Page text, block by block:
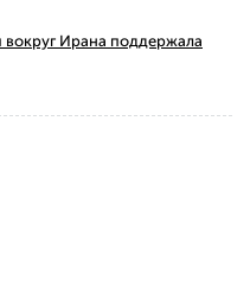
вокруг Ирана поддержала